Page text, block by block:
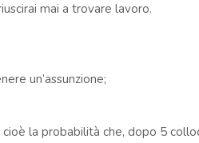
mai a trovare lavoro.
un’assunzione;
la probabilità che, dopo 5